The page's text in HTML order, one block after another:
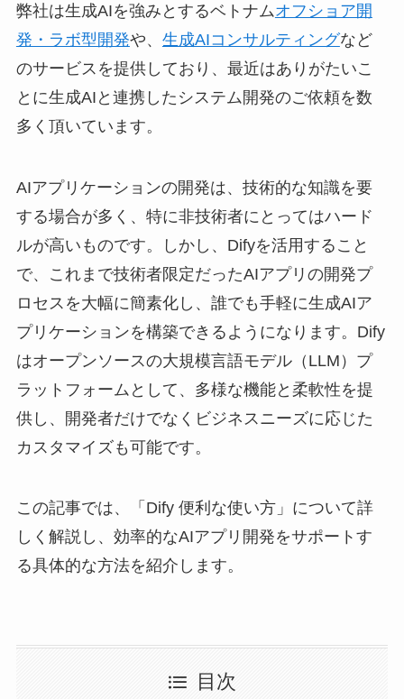
弊社は生成AIを強みとするベトナムオフショア開
発・ラボ型開発や、 生成AIコンサルティングなど
のサービスを提供しており、最近はありがたいこ
とに生成AIと連携したシステム開発のご依頼を数
多く頂いています。
AIアプリケーションの開発は、技術的な知識を要
する場合が多く、特に非技術者にとってはハード
ルが高いものです。しかし、Difyを活用すること
で、これまで技術者限定だったAIアプリの開発プ
ロセスを大幅に簡素化し、誰でも手軽に生成AIア
プリケーションを構築できるようになります。Dify
はオープンソースの大規模言語モデル（LLM）プ
ラットフォームとして、多様な機能と柔軟性を提
供し、開発者だけでなくビジネスニーズに応じた
カスタマイズも可能です。
この記事では、「Dify 便利な使い方」について詳
しく解説し、効率的なAIアプリ開発をサポートす
る具体的な方法を紹介します。
目次